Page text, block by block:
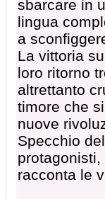
sbarcare in
lingua
a
La vittoria
loro ritorno
altrettanto
timore che
nuove
Specchio
racconta le